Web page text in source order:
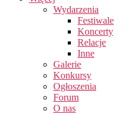
Wydarzenia
Festiwale
Koncerty
Relacje
Inne
Galerie
Konkursy
Ogłoszenia
Forum
O nas